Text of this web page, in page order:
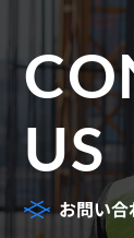
US
お問い合